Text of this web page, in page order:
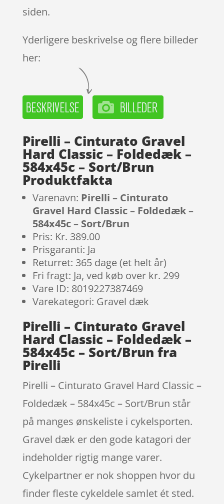
siden.
Yderligere beskrivelse og flere billeder
her:
Pirelli – Cinturato Gravel
Hard Classic – Foldedæk –
584x45c – Sort/Brun
Produktfakta
Varenavn: Pirelli – Cinturato
Gravel Hard Classic – Foldedæk –
584x45c – Sort/Brun
Pris: Kr. 389.00
Prisgaranti: Ja
Returret: 365 dage (et helt år)
Fri fragt: Ja, ved køb over kr. 299
Vare ID: 8019227387469
Varekategori: Gravel dæk
Pirelli – Cinturato Gravel
Hard Classic – Foldedæk –
584x45c – Sort/Brun fra
Pirelli
Pirelli – Cinturato Gravel Hard Classic –
Foldedæk – 584x45c – Sort/Brun står
på manges ønskeliste i cykelsporten.
Gravel dæk er den gode katagori der
indeholder rigtig mange varer.
Cykelpartner er nok shoppen hvor du
finder fleste cykeldele samlet ét sted.